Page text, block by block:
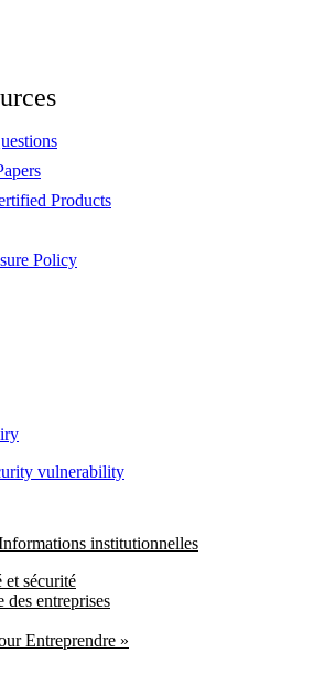
Products
Policy
vulnerability
institutionnelles
et sécurité
des entreprises
Entreprendre »